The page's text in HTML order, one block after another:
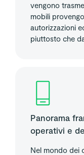
vengono
mobili
autorizzazioni
piuttosto che
Panorama
operativi e
Nel mondo dei